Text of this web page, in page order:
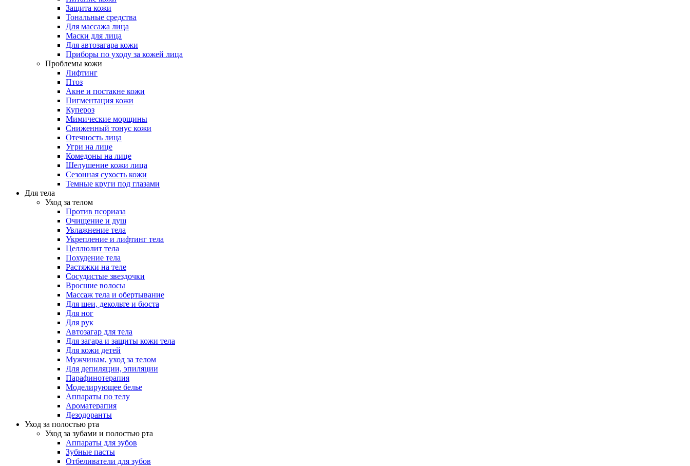
Защита кожи
Тональные средства
Для массажа лица
Маски для лица
Для автозагара кожи
Приборы по уходу за кожей лица
Проблемы кожи
Лифтинг
Птоз
Акне и постакне кожи
Пигментация кожи
Купероз
Мимические морщины
Сниженный тонус кожи
Отечность лица
Угри на лице
Комедоны на лице
Шелушение кожи лица
Сезонная сухость кожи
Темные круги под глазами
Для тела
Уход за телом
Против псориаза
Очищение и душ
Увлажнение тела
Укрепление и лифтинг тела
Целлюлит тела
Похудение тела
Растяжки на теле
Сосудистые звездочки
Вросшие волосы
Массаж тела и обертывание
Для шеи, декольте и бюста
Для ног
Для рук
Автозагар для тела
Для загара и защиты кожи тела
Для кожи детей
Мужчинам, уход за телом
Для депиляции, эпиляции
Парафинотерапия
Моделирующее белье
Аппараты по телу
Ароматерапия
Дезодоранты
Уход за полостью рта
Уход за зубами и полостью рта
Аппараты для зубов
Зубные пасты
Отбеливатели для зубов